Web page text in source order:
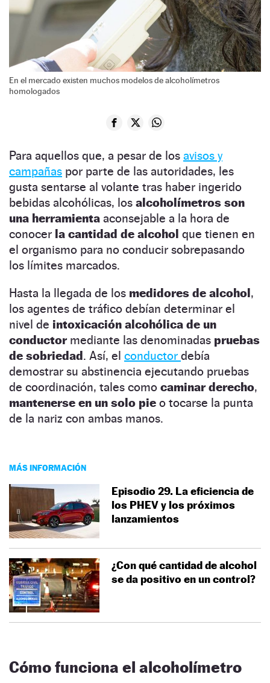
En el mercado existen muchos modelos de alcoholímetros
homologados
Para aquellos que, a pesar de los avisos y
campañas por parte de las autoridades, les
gusta sentarse al volante tras haber ingerido
bebidas alcohólicas, los alcoholímetros son
una herramienta aconsejable a la hora de
conocer la cantidad de alcohol que tienen en
el organismo para no conducir sobrepasando
los límites marcados.
Hasta la llegada de los medidores de alcohol,
los agentes de tráfico debían determinar el
nivel de intoxicación alcohólica de un
conductormediante las denominadas pruebas
de sobriedad. Así, el conductor debía
demostrar su abstinencia ejecutando pruebas
de coordinación, tales como caminar derecho,
mantenerse en un solo pie o tocarse la punta
de la nariz con ambas manos.
MÁS INFORMACIÓN
Episodio 29. La eficiencia de
los PHEV y los próximos
lanzamientos
¿Con qué cantidad de alcohol
se da positivo en un control?
Cómo funciona el alcoholímetro